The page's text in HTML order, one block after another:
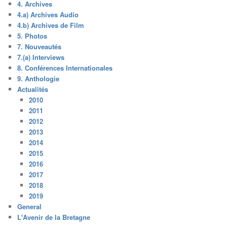
4. Archives
4.a) Archives Audio
4.b) Archives de Film
5. Photos
7. Nouveautés
7.(a) Interviews
8. Conférences Internationales
9. Anthologie
Actualités
2010
2011
2012
2013
2014
2015
2016
2017
2018
2019
General
L'Avenir de la Bretagne